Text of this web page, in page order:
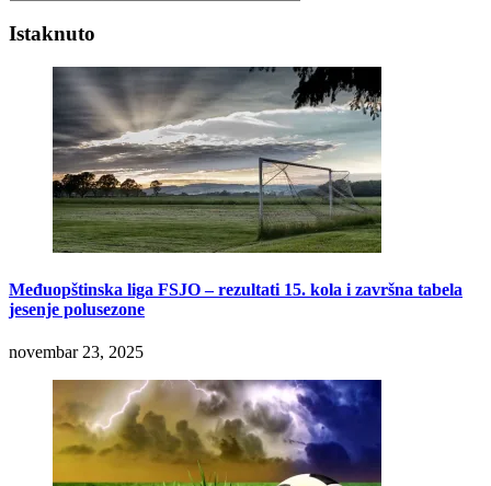
Istaknuto
Međuopštinska liga FSJO – rezultati 15. kola i završna tabela
jesenje polusezone
novembar 23, 2025